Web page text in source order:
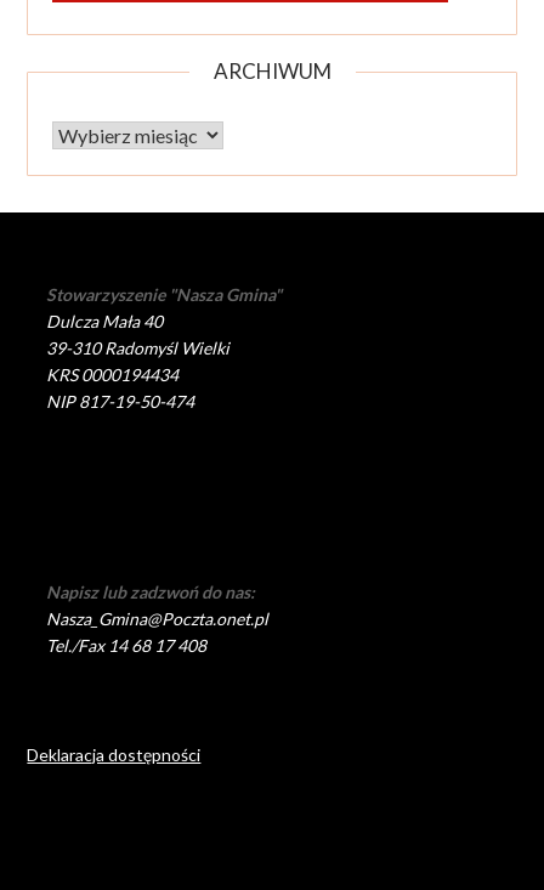
ARCHIWUM
Archiwum
Stowarzyszenie "Nasza Gmina"
Dulcza Mała 40
39-310 Radomyśl Wielki
KRS 0000194434
NIP 817-19-50-474
Napisz lub zadzwoń do nas:
Nasza_Gmina@Poczta.onet.pl
Tel./Fax 14 68 17 408
Deklaracja dostępności